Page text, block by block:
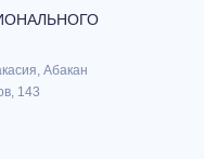
Абакан
143